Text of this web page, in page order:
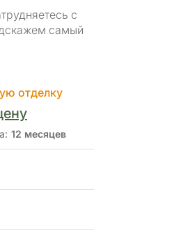
с
самый
отделку
12 месяцев